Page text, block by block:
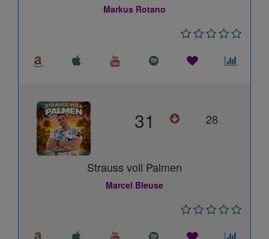
Markus Rotano
31 28
Strauss voll Palmen
Marcel Bleuse